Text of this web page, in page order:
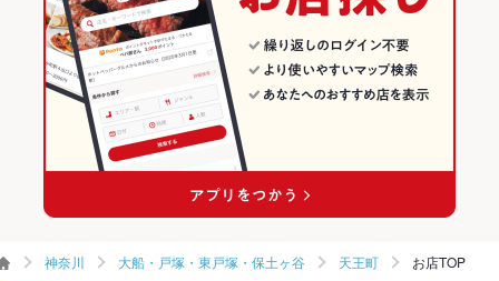
グパーティ
ー二次会
お祝い・サ
プライズ対
可
－
天王町のグルメランキング
神奈川 大船・戸塚・東戸塚・保土ヶ谷 天王町 お店TOP